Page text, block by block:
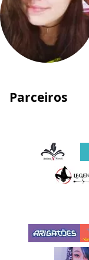
Parceiros